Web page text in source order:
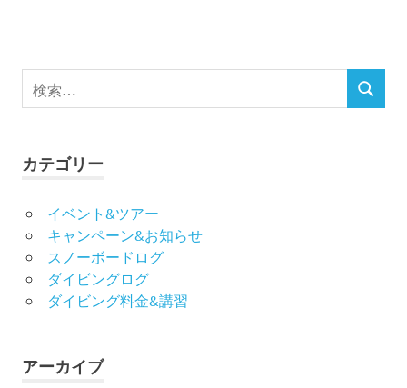
検
索
検
カテゴリー
イベント&ツアー
キャンペーン&お知らせ
スノーボードログ
ダイビングログ
ダイビング料金&講習
アーカイブ